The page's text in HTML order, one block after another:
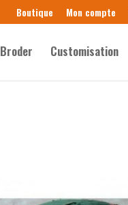
Boutique Mon compte
Broder Customisation